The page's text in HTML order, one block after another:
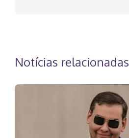
Notícias relacionadas